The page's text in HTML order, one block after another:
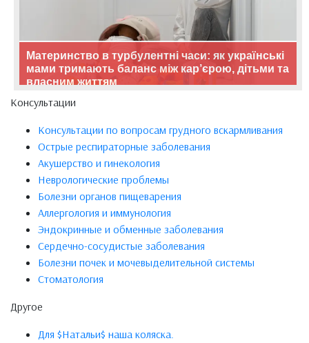
Материнство в турбулентні часи: як українські
мами тримають баланс між кар’єрою, дітьми та
власним життям
Консультации
Консультации по вопросам грудного вскармливания
Острые респираторные заболевания
Акушерство и гинекология
Неврологические проблемы
Болезни органов пищеварения
Аллергология и иммунология
Эндокринные и обменные заболевания
Сердечно-сосудистые заболевания
Болезни почек и мочевыделительной системы
Стоматология
Другое
Для $Натальи$ наша коляска.